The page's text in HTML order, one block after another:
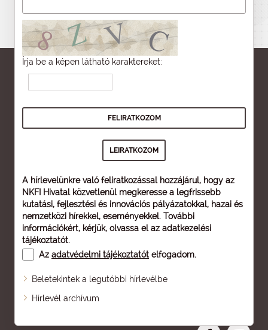
Írja be a képen látható karaktereket:
A hírlevelünkre való feliratkozással hozzájárul, hogy az
NKFI Hivatal közvetlenül megkeresse a legfrissebb
kutatási, fejlesztési és innovációs pályázatokkal, hazai és
nemzetközi hírekkel, eseményekkel. További
információkért, kérjük, olvassa el az adatkezelési
tájékoztatót.
Az adatvédelmi tájékoztatót elfogadom.
Beletekintek a legutóbbi hírlevélbe
Hírlevél archívum
Oldaltérkép